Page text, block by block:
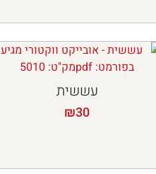
עששית
₪30